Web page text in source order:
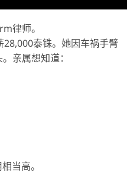
律师。
泰铢。她因车祸手臂
亲属想知道：
当高。